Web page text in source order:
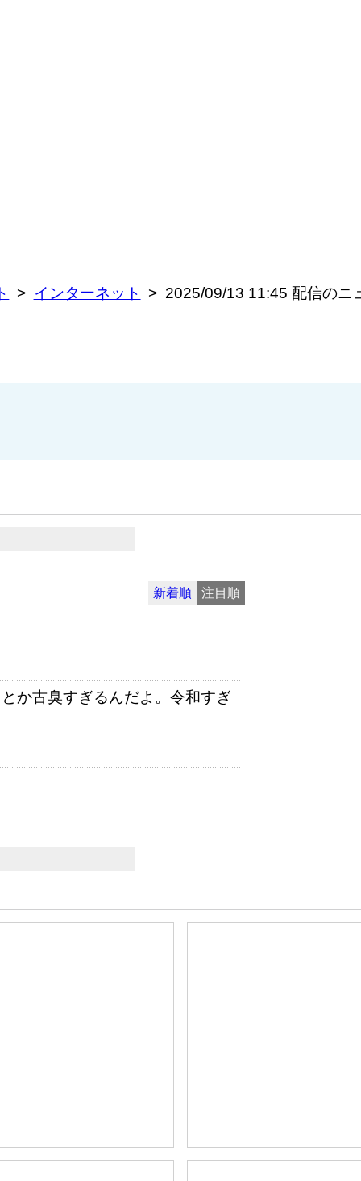
インターネット
2025/09/13 11:45 配信のニ
新着順 注目順
か古臭すぎるんだよ。令和すぎ